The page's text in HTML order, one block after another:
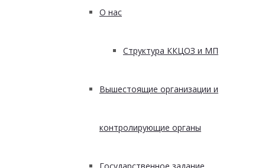
О нас
Структура ККЦОЗ и МП
Вышестоящие организации и
контролирующие органы